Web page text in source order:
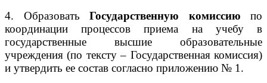
4. Образовать Государственную комиссию по
координации процессов приема на учебу в
государственные высшие образовательные
учреждения (по тексту – Государственная комиссия)
и утвердить ее состав согласно приложению № 1.